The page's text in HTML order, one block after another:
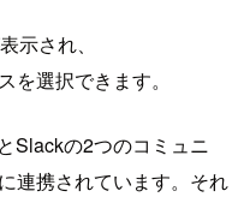
示され、
選択できます。
Slackの2つのコミュニ
連携されています。それ